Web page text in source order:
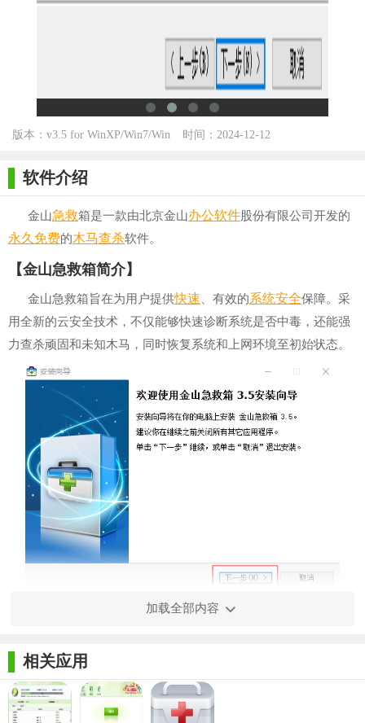
版本：v3.5 for WinXP/Win7/Win
时间：2024-12-12
软件介绍
金山急救箱是一款由北京金山办公软件股份有限公司开发的
永久免费的木马查杀软件。
【金山急救箱简介】
金山急救箱旨在为用户提供快速 、有效的系统安全保障。采
用全新的云安全技术，不仅能够快速诊断系统是否中毒，还能强
力查杀顽固和未知木马，同时恢复系统和上网环境至初始状态。
未知病毒，如“超级av终结者”、“hbkernel蝗虫系列病毒”、“灰鸽
子、上兴等远程控制木马变种”等。
2. 系统全面修复：全面修复系统被破坏的项目，解决IE首页
加载全部内容
相关应用